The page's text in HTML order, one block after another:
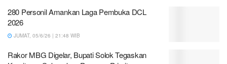
280 Personil Amankan Laga Pembuka DCL
2026
JUMAT, 05/6/26 | 21:48 WIB
Rakor MBG Digelar, Bupati Solok Tegaskan